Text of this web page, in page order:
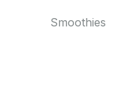
Smoothies